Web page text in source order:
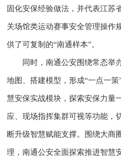
固化安保经验做法，并代表江苏
关场馆类运动赛事安全管理操作
供了可复制的“南通样本”。
同时，南通公安围绕常态举
地图、搭建模型，形成“一点一
慧安保实战模块，探索安保力量
应、现场指挥集群可视等功能，
断升级智慧赋能支撑。围绕大商
理，南通公安全面探索推进智慧